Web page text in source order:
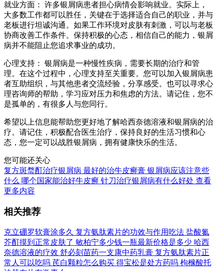
就业方面： 许多银屑病患者担心病情会影响就业。实际上，
大多数工作都可以胜任，关键在于选择适合自己的职业，并与
老板进行坦诚沟通。如果工作环境对皮肤有刺激，可以与老板
协商改善工作条件。保持积极的心态，相信自己的能力，银屑
病并不能阻止您追求事业的成功。
心理支持： 银屑病是一种慢性疾病，需要长期的治疗和管
理。在这个过程中，心理支持至关重要。您可以加入银屑病患
者互助组织，与其他患者交流经验，分享感受。也可以寻求心
理咨询师的帮助，学习应对压力和焦虑的方法。请记住，您不
是孤单的，有很多人与您同行。
希望以上信息能帮助您更好地了解哈西奈德溶液和银屑病的治
疗。请记住，积极配合医生治疗，保持良好的生活习惯和心
态，您一定可以战胜银屑病，拥有健康快乐的生活。
您可能还关心
复方斑蝥酊治疗银屑病 最好的治牛皮癣膏 银屑病应该注意些
什么 哪个国家能治好牛皮癣 针刀治疗银屑病有什么好处 查看
更多内容
相关推荐
克立硼罗软膏涂多久 复方氨肽素片的功效与作用吃法 盐酸氮
芥酊摸到正常皮肤了 敏柏宁多少钱一瓶最新价格是多少 哈西
奈德溶液的疗效 舒必刻苗药一支康中药乳膏 复方氨肽素片正
常人可以吃吗 芪白颗粒怎么购买 得宝松是处方药吗 枸橼酸托